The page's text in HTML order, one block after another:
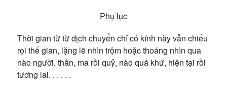
Phụ lục
Thời gian từ từ dịch chuyển chỉ có kính này vẫn chiếu
rọi thế gian, lặng lẽ nhìn trộm hoặc thoáng nhìn qua
nào người, thần, ma rồi quỷ, nào quá khứ, hiện tại rồi
tương lai. . . . . .